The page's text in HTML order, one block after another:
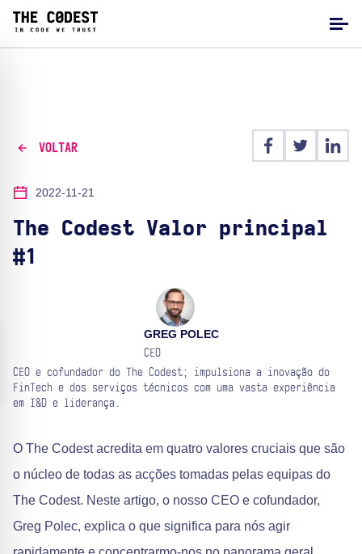
VOLTAR
2022-11-21
The Codest Valor principal
#1
GREG POLEC
CEO
CEO e cofundador do The Codest; impulsiona a inovação do
FinTech e dos serviços técnicos com uma vasta experiência
em I&D e liderança.
O The Codest acredita em quatro valores cruciais que são
o núcleo de todas as acções tomadas pelas equipas do
The Codest. Neste artigo, o nosso CEO e cofundador,
Greg Polec, explica o que significa para nós agir